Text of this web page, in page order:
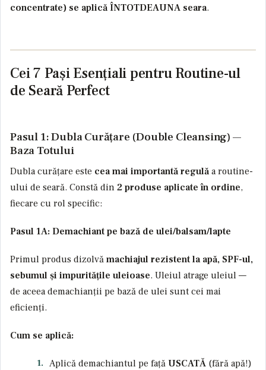
concentrate) se aplică ÎNTOTDEAUNA seara.
Cei 7 Pași Esențiali pentru Routine-ul
de Seară Perfect
Pasul 1: Dubla Curățare (Double Cleansing) —
Baza Totului
Dubla curățare este cea mai importantă regulă a routine-
ului de seară. Constă din 2 produse aplicate în ordine,
fiecare cu rol specific:
Pasul 1A: Demachiant pe bază de ulei/balsam/lapte
Primul produs dizolvă machiajul rezistent la apă, SPF-ul,
sebumul și impuritățile uleioase. Uleiul atrage uleiul —
de aceea demachianții pe bază de ulei sunt cei mai
eficienți.
Cum se aplică:
Aplică demachiantul pe față USCATĂ(fără apă!)